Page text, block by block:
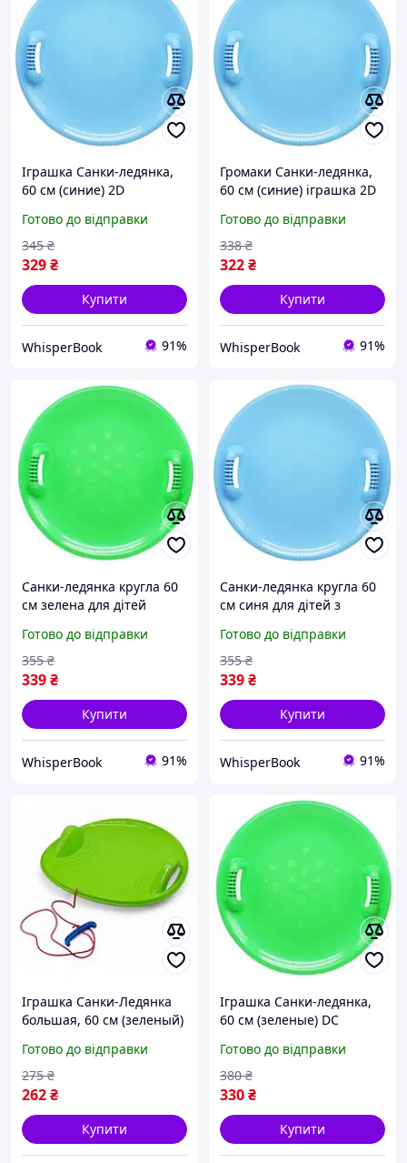
Іграшка Санки-ледянка,
60 см (синие) 2D
Готово до відправки
329₴
345 ₴
Купити
WhisperBook 91%
Громаки Санки-ледянка,
60 см (синие) іграшка 2D
Готово до відправки
322₴
338 ₴
Купити
WhisperBook 91%
Санки-ледянка кругла 60
см зелена для дітей
на снігу
Готово до відправки
339₴
355 ₴
Купити
WhisperBook 91%
Санки-ледянка кругла 60
см синя для дітей з
снігу
Готово до відправки
339₴
355 ₴
Купити
WhisperBook 91%
Іграшка Санки-Ледянка
большая, 60 см (зеленый)
Готово до відправки
262₴
275 ₴
Купити
Іграшка Санки-ледянка,
60 см (зеленые) DC
Готово до відправки
330₴
380 ₴
Купити